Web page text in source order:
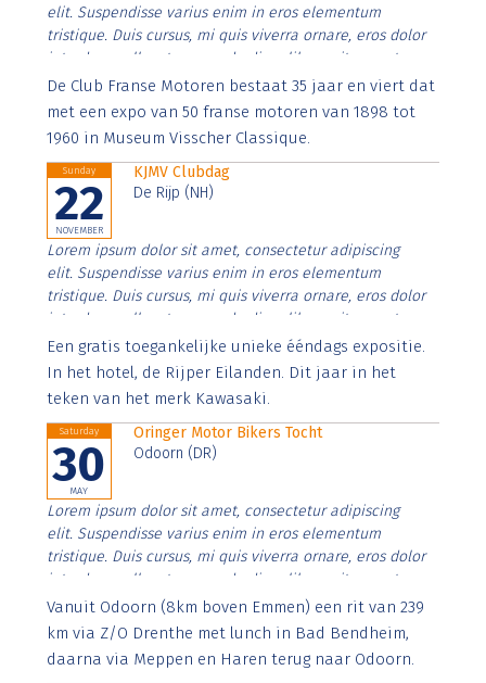
elit. Suspendisse varius enim in eros elementum
tristique. Duis cursus, mi quis viverra ornare, eros dolor
interdum nulla, ut commodo diam libero vitae erat.
Aenean faucibus nibh et justo cursus id rutrum lorem
imperdiet. Nunc ut sem vitae risus tristique posuere.
De Club Franse Motoren bestaat 35 jaar en viert dat
met een expo van 50 franse motoren van 1898 tot
1960 in Museum Visscher Classique.
Sunday
22
NOVEMBER
KJMV Clubdag
De Rijp (NH)
Lorem ipsum dolor sit amet, consectetur adipiscing
elit. Suspendisse varius enim in eros elementum
tristique. Duis cursus, mi quis viverra ornare, eros dolor
interdum nulla, ut commodo diam libero vitae erat.
Aenean faucibus nibh et justo cursus id rutrum lorem
imperdiet. Nunc ut sem vitae risus tristique posuere.
Een gratis toegankelijke unieke ééndags expositie.
In het hotel, de Rijper Eilanden. Dit jaar in het
teken van het merk Kawasaki.
Saturday
30
MAY
Oringer Motor Bikers Tocht
Odoorn (DR)
Lorem ipsum dolor sit amet, consectetur adipiscing
elit. Suspendisse varius enim in eros elementum
tristique. Duis cursus, mi quis viverra ornare, eros dolor
interdum nulla, ut commodo diam libero vitae erat.
Aenean faucibus nibh et justo cursus id rutrum lorem
imperdiet. Nunc ut sem vitae risus tristique posuere.
Vanuit Odoorn (8km boven Emmen) een rit van 239
km via Z/O Drenthe met lunch in Bad Bendheim,
daarna via Meppen en Haren terug naar Odoorn.